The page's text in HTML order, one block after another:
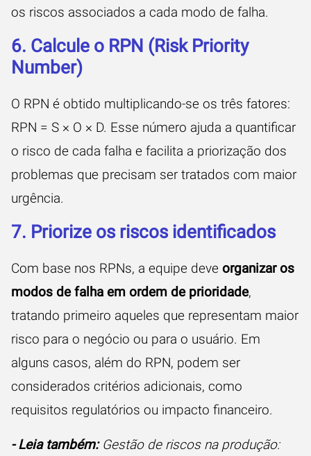
os riscos associados a cada modo de falha.
6. Calcule o RPN (Risk Priority
Number)
O RPN é obtido multiplicando-se os três fatores:
RPN = S × O × D. Esse número ajuda a quantificar
o risco de cada falha e facilita a priorização dos
problemas que precisam ser tratados com maior
urgência.
7. Priorize os riscos identificados
Com base nos RPNs, a equipe deve organizar os
modos de falha em ordem de prioridade,
tratando primeiro aqueles que representam maior
risco para o negócio ou para o usuário. Em
alguns casos, além do RPN, podem ser
considerados critérios adicionais, como
requisitos regulatórios ou impacto financeiro.
- Leia também: Gestão de riscos na produção: